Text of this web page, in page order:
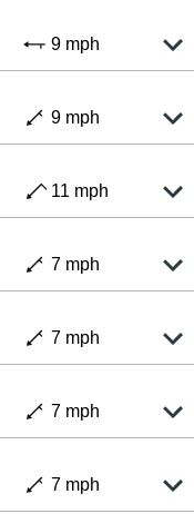
9 mph
9 mph
11 mph
7 mph
7 mph
7 mph
7 mph